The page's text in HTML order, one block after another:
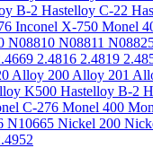
B-2 Hastelloy C-22
Inconel X-750 Monel
N08810 N08811
2.4816 2.4819
Alloy 200 Alloy 201
K500 Hastelloy B-2
C-276 Monel 400
N10665 Nickel 200